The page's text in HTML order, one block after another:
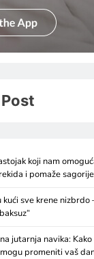
koji nam
i pomaže
kući sve krene nizbrdo
jutarnja navika:
promeniti vaš